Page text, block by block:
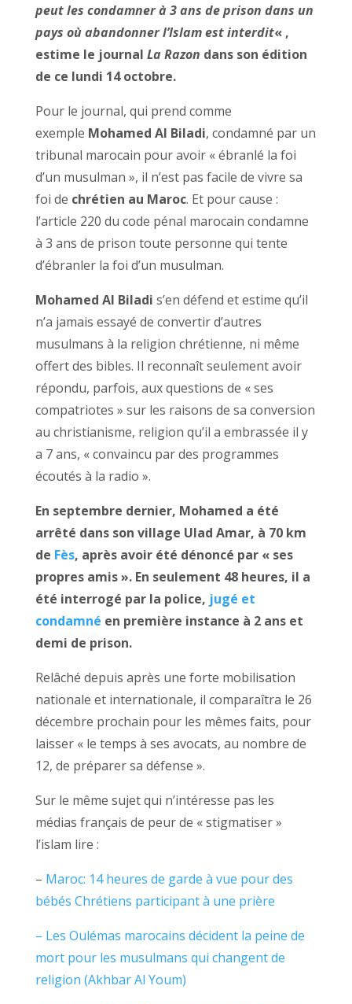
peut les condamner à 3 ans de prison dans un
pays où abandonner l’Islam est interdit« ,
estime le journal La Razon dans son édition
de ce lundi 14 octobre.
Pour le journal, qui prend comme
exemple Mohamed Al Biladi, condamné par un
tribunal marocain pour avoir « ébranlé la foi
d’un musulman », il n’est pas facile de vivre sa
foi de chrétien au Maroc. Et pour cause :
l’article 220 du code pénal marocain condamne
à 3 ans de prison toute personne qui tente
d’ébranler la foi d’un musulman.
Mohamed Al Biladi s’en défend et estime qu’il
n’a jamais essayé de convertir d’autres
musulmans à la religion chrétienne, ni même
offert des bibles. Il reconnaît seulement avoir
répondu, parfois, aux questions de « ses
compatriotes » sur les raisons de sa conversion
au christianisme, religion qu’il a embrassée il y
a 7 ans, « convaincu par des programmes
écoutés à la radio ».
En septembre dernier, Mohamed a été
arrêté dans son village Ulad Amar, à 70 km
de Fès, après avoir été dénoncé par « ses
propres amis ». En seulement 48 heures, il a
été interrogé par la police, jugé et
condamné en première instance à 2 ans et
demi de prison.
Relâché depuis après une forte mobilisation
nationale et internationale, il comparaîtra le 26
décembre prochain pour les mêmes faits, pour
laisser « le temps à ses avocats, au nombre de
12, de préparer sa défense ».
Sur le même sujet qui n’intéresse pas les
médias français de peur de « stigmatiser »
l’islam lire :
– Maroc: 14 heures de garde à vue pour des
bébés Chrétiens participant à une prière
– Les Oulémas marocains décident la peine de
mort pour les musulmans qui changent de
religion (Akhbar Al Youm)